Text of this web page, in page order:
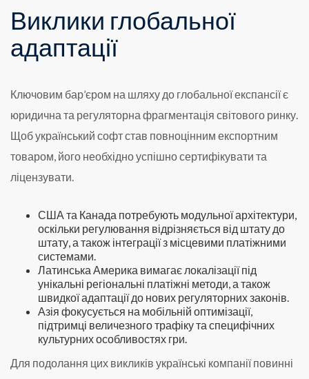
Виклики глобальної
адаптації
Ключовим бар’єром на шляху до глобальної експансії є
юридична та регуляторна фрагментація світового ринку.
Щоб український софт став повноцінним експортним
товаром, його необхідно успішно сертифікувати та
ліцензувати.
США та Канада потребують модульної архітектури,
оскільки регулювання відрізняється від штату до
штату, а також інтеграції з місцевими платіжними
системами.
Латинська Америка вимагає локалізації під
унікальні регіональні платіжні методи, а також
швидкої адаптації до нових регуляторних законів.
Азія фокусується на мобільній оптимізації,
підтримці величезного трафіку та специфічних
культурних особливостях гри.
Для подолання цих викликів українські компанії повинні